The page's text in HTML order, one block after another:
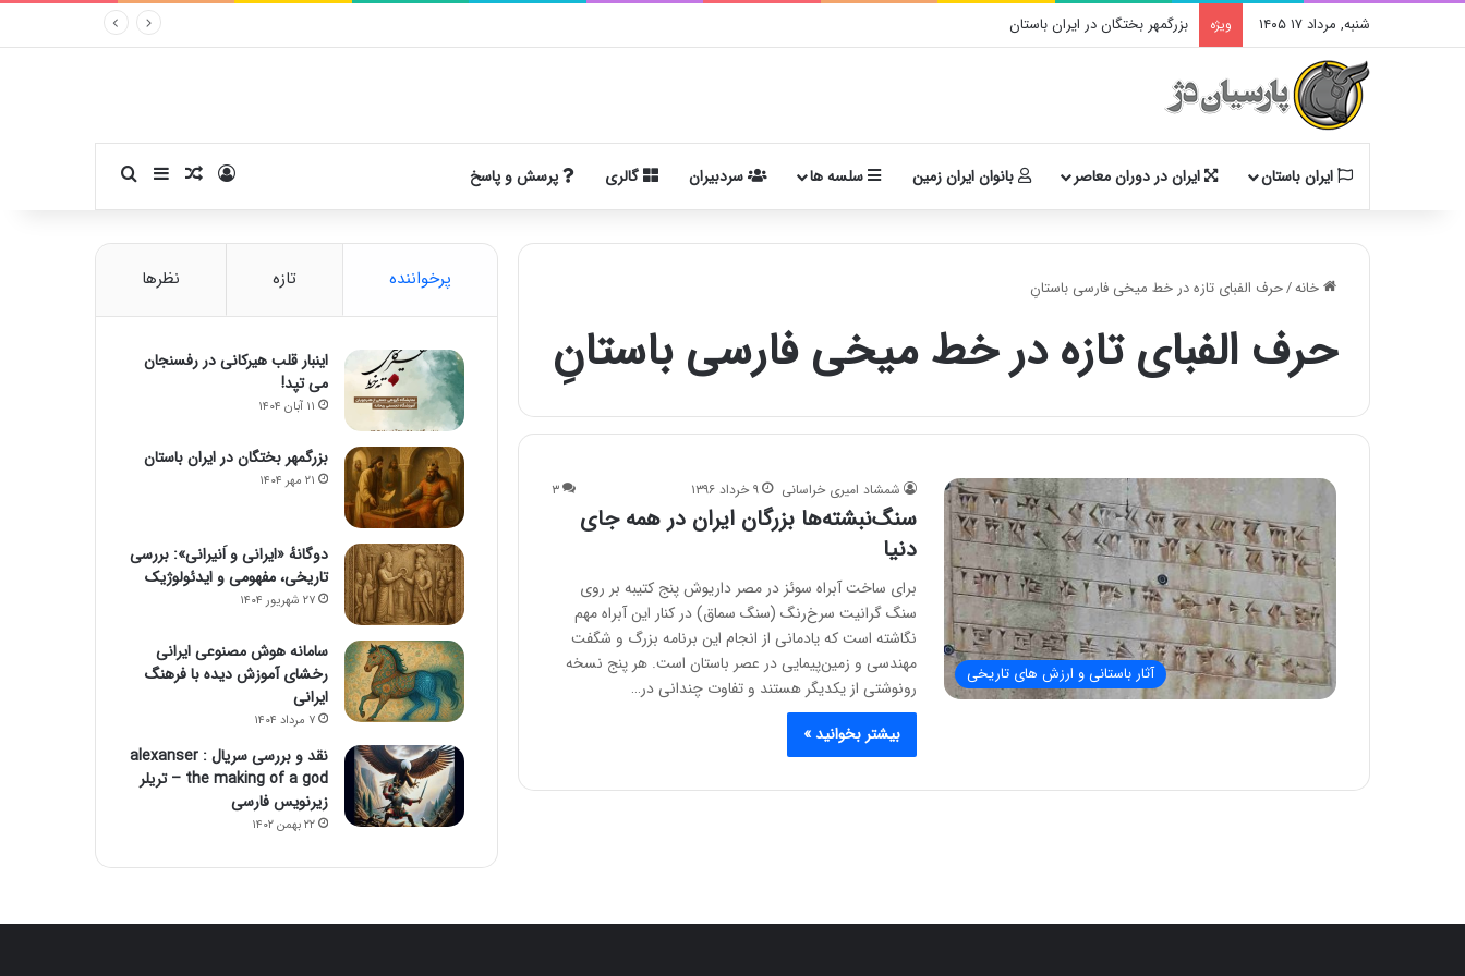
شنبه, مرداد ۱۷ ۱۴۰۵ ویژه بزرگمهر بختگان در ایران باستان
ایران باستان ایران در دوران معاصر بانوان ایران زمین سلسه ها سردبیران گالری پرسش و پاسخ ورودنوشته تصادفی
سایدبارجستجو برای
خانه/حرف الفبای تازه در خط میخی فارسی باستانِ
حرف الفبای تازه در خط میخی فارسی باستانِ
آثار باستانی و ارزش های تاریخی
شمشاد امیری خراسانی ۹ خرداد ۱۳۹۶ ۳
سنگ‌نبشته‌ها بزرگان ایران در همه جای
دنیا
برای ساخت آبراه سوئز در مصر داریوش پنج کتیبه بر روی
سنگ گرانیت سرخ‌رنگ (سنگ سماق) در کنار این آبراه مهم
نگاشته است که یادمانی از انجام این برنامه بزرگ و شگفت
مهندسی و زمین‌پیمایی در عصر باستان است. هر پنج نسخه
رونوشتی از یکدیگر هستند و تفاوت چندانی در…
بیشتر بخوانید »
پرخواننده تازه نظرها
اینبار قلب هیرکانی در رفسنجان
می تپد!
۱۱ آبان ۱۴۰۴
بزرگمهر بختگان در ایران باستان
۲۱ مهر ۱۴۰۴
دوگانهٔ «ایرانی و اَنیرانی»: بررسی
تاریخی، مفهومی و ایدئولوژیک
۲۷ شهریور ۱۴۰۴
سامانه هوش مصنوعی ایرانی
رخشای آموزش دیده با فرهنگ
ایرانی
۷ مرداد ۱۴۰۴
نقد و بررسی سریال alexanser :
the making of a god – تریلر
زیرنویس فارسی
۲۲ بهمن ۱۴۰۲